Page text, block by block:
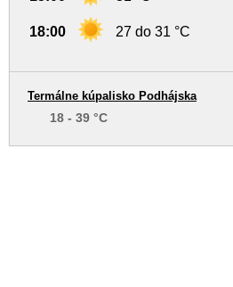
18:00 27 do 31 °C
Termálne kúpalisko Podhájska
18 - 39 °C